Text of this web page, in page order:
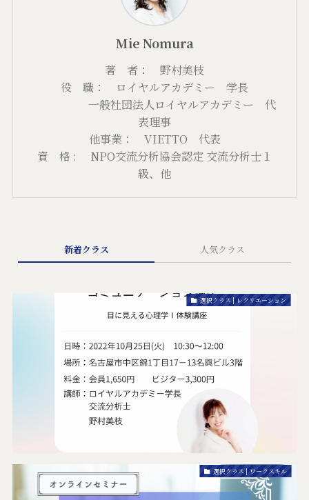
Mie Nomura
著 者： 野村美枝
役 職： ロイヤルアカデミー 学長
一般社団法人ロイヤルアカデミー 代
表理事
他事業： VIETTO 代表
資 格 : NPO交流分析協会認定 交流分析士１
級、他
新着クラス 人気クラス
選択クラス | レクリエーション
選択クラス | ワークスキル